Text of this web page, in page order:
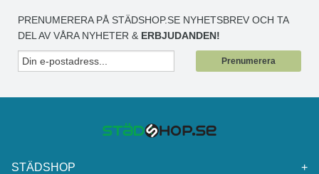
PRENUMERERA PÅ STÄDSHOP.SE NYHETSBREV OCH TA
DEL AV VÅRA NYHETER & ERBJUDANDEN!
Prenumerera
STÄDSHOP +